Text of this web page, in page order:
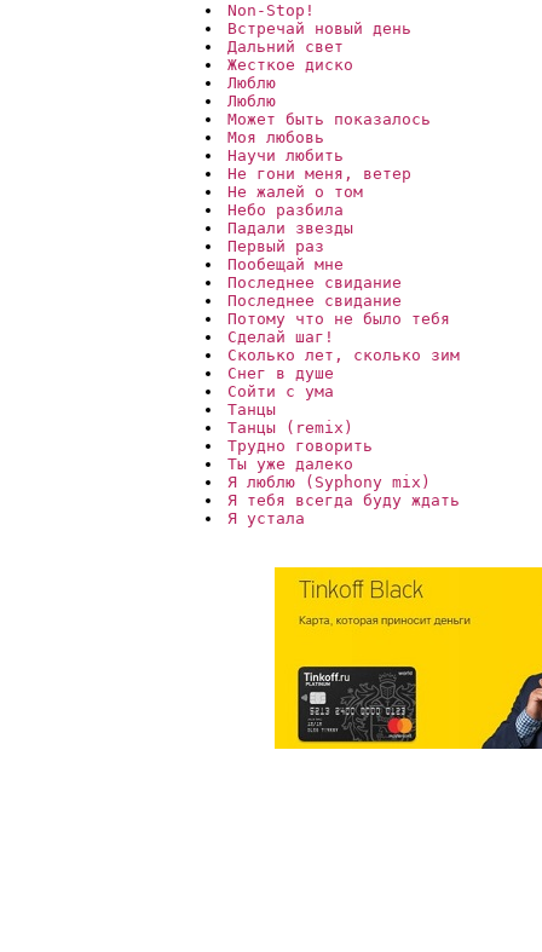
Non-Stop!
Встречай новый день
Дальний свет
Жесткое диско
Люблю
Люблю
Может быть показалось
Моя любовь
Научи любить
Не гони меня, ветер
Не жалей о том
Небо разбила
Падали звезды
Первый раз
Пообещай мне
Последнее свидание
Последнее свидание
Потому что не было тебя
Сделай шаг!
Сколько лет, сколько зим
Снег в душе
Сойти с ума
Танцы
Танцы (remix)
Трудно говорить
Ты уже далеко
Я люблю (Syphony mix)
Я тебя всегда буду ждать
Я устала